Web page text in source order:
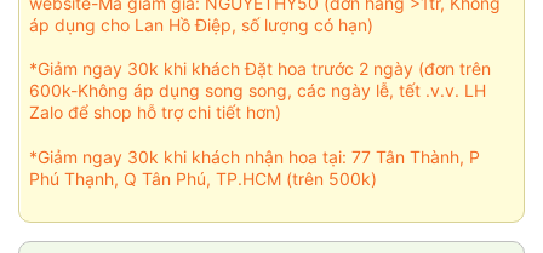
áp dụng cho Lan Hồ Điệp, số lượng có hạn)
*Giảm ngay 30k khi khách Đặt hoa trước 2 ngày (đơn trên
600k-Không áp dụng song song, các ngày lễ, tết .v.v. LH
Zalo để shop hỗ trợ chi tiết hơn)
*Giảm ngay 30k khi khách nhận hoa tại: 77 Tân Thành, P
Phú Thạnh, Q Tân Phú, TP.HCM (trên 500k)